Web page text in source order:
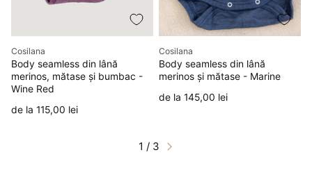
Body seamless din lână
merinos, mătase și bumbac -
Wine Red
Producător
Cosilana
Preț
de la 115,00 lei
Body seamless din lână
merinos și mătase - Marine
Producător
Cosilana
Preț
de la 145,00 lei
1 / 3